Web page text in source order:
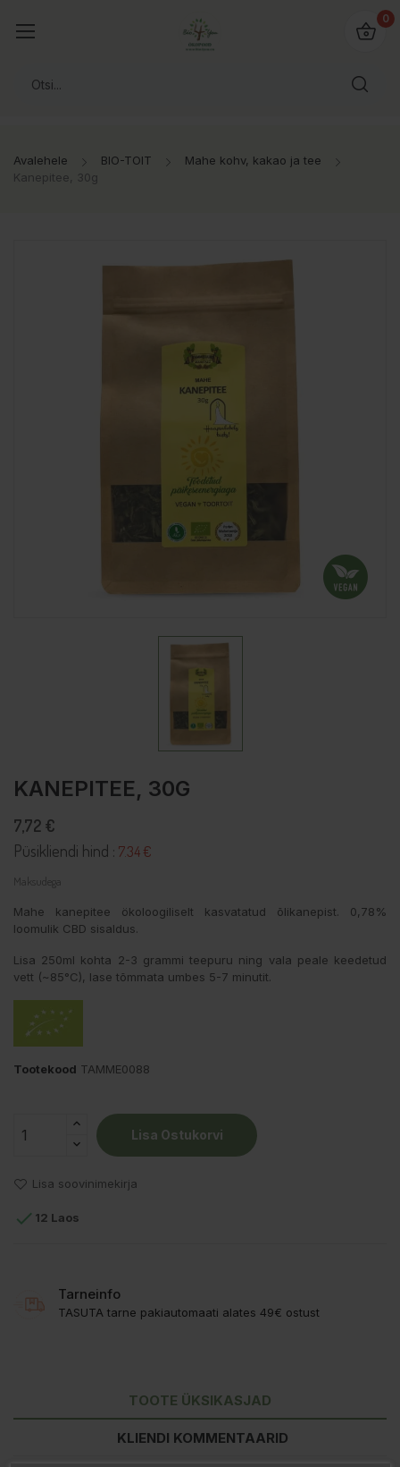
0
Avalehele BIO-TOIT
Mahe kohv, kakao ja tee
Kanepitee, 30g
KANEPITEE, 30G
7,72 €
Püsikliendi hind : 7.34 €
Maksudega
Mahe kanepitee ökoloogiliselt kasvatatud õlikanepist. 0,78%
loomulik CBD sisaldus.
Lisa 250ml kohta 2-3 grammi teepuru ning vala peale keedetud
vett (~85°C), lase tõmmata umbes 5-7 minutit.
Tootekood TAMME0088
Lisa Ostukorvi
Lisa soovinimekirja
 12 Laos
Tarneinfo
TASUTA tarne pakiautomaati alates 49€ ostust
TOOTE ÜKSIKASJAD
KLIENDI KOMMENTAARID